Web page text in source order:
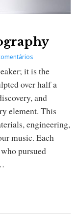
it is the
over half a
and
element. This
engineering,
music. Each
pursued